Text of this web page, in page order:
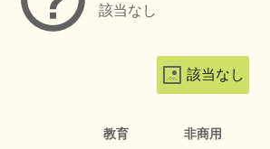
該当なし
該当なし
教育 非商用